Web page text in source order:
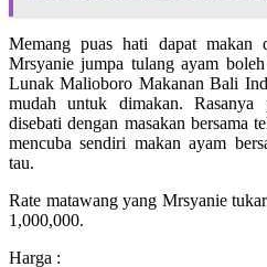
Memang puas hati dapat
Mrsyanie jumpa tulang ayam
Lunak Malioboro Makanan Bali
mudah untuk dimakan.
disebati dengan masakan bersama
mencuba sendiri makan ayam
tau.
Rate matawang yang Mrsyanie
1,000,000.
Harga :